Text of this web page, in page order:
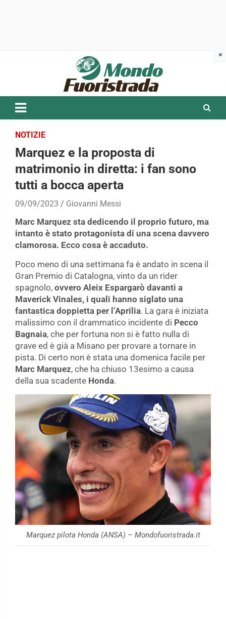
NOTIZIE
Marquez e la proposta di
matrimonio in diretta: i fan sono
tutti a bocca aperta
09/09/2023 Giovanni Messi
Marc Marquez sta dedicendo il proprio futuro, ma
intanto è stato protagonista di una scena davvero
clamorosa. Ecco cosa è accaduto.
Poco meno di una settimana fa è andato in scena il
Gran Premio di Catalogna, vinto da un rider
spagnolo, ovvero Aleix Espargarò davanti a
Maverick Vinales, i quali hanno siglato una
fantastica doppietta per l’Aprilia. La gara è iniziata
malissimo con il drammatico incidente di Pecco
Bagnaia, che per fortuna non si è fatto nulla di
grave ed è già a Misano per provare a tornare in
pista. Di certo non è stata una domenica facile per
Marc Marquez, che ha chiuso 13esimo a causa
della sua scadente Honda.
Marquez pilota Honda (ANSA) – Mondofuoristrada.it